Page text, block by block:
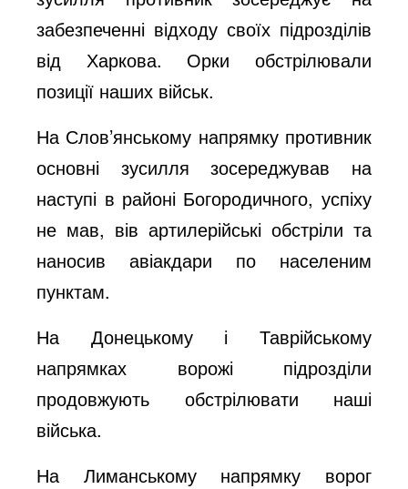
забезпеченні відходу своїх підрозділів
від Харкова. Орки обстрілювали
позиції наших військ.
На Слов’янському напрямку противник
основні зусилля зосереджував на
наступі в районі Богородичного, успіху
не мав, вів артилерійські обстріли та
наносив авіакдари по населеним
пунктам.
На Донецькому і Таврійському
напрямках ворожі підрозділи
продовжують обстрілювати наші
війська.
На Лиманському напрямку ворог